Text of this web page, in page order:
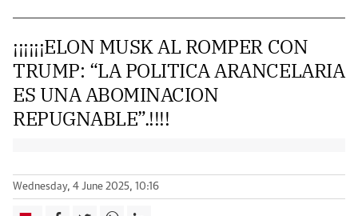
¡¡¡¡¡¡ELON MUSK AL ROMPER CON
TRUMP: “LA POLITICA ARANCELARIA
ES UNA ABOMINACION
REPUGNABLE”.!!!!
Wednesday, 4 June 2025, 10:16